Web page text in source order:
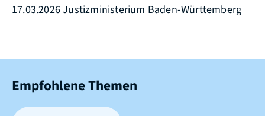
17.03.2026 Justizministerium Baden-Württemberg
Empfohlene Themen